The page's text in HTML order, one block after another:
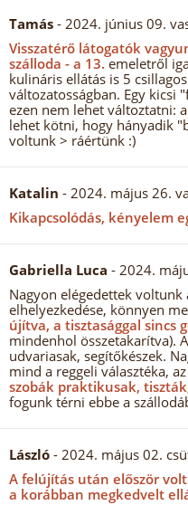
Tamás - 2024. június 09.
Visszatérő látogatók
szálloda - a 13. emeletről
kulináris ellátás is 5
változatosságban. Egy kicsi
ezen nem lehet változtatni:
lehet kötni, hogy hányadik
voltunk > ráértünk :)
Katalin - 2024. május 26.
Kikapcsolódás, kényelem
Gabriella Luca - 2024.
Nagyon elégedettek voltunk
elhelyezkedése, könnyen
újítva, a tisztasággal sincs
mindenhol összetakarítva).
udvariasak, segítőkészek.
mind a reggeli választéka,
szobák praktikusak,
fogunk térni ebbe a
László - 2024. május 02.
A felújítás után először
a korábban megkedvelt